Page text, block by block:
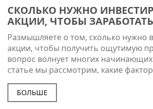
СКОЛЬКО НУЖНО
АКЦИИ, ЧТОБЫ
Размышляете о том, сколько нужно
акции, чтобы получить ощутимую
вопрос волнует многих
статье мы рассмотрим, какие
доходность, как правильно
какие ошибки стоит избегать.
доступную информацию и как
БОЛЬШЕ